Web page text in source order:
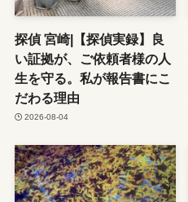
探偵 宮崎|【探偵実録】良
い証拠が、ご依頼者様の人
生を守る。私が報告書にこ
だわる理由
2026-08-04